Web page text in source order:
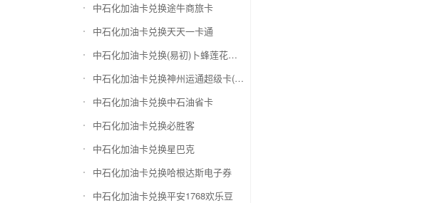
中石化加油卡兑换途牛商旅卡
中石化加油卡兑换天天一卡通
中石化加油卡兑换(易初)卜蜂莲花礼品卡
中石化加油卡兑换神州运通超级卡(运通网购卡)
中石化加油卡兑换中石油省卡
中石化加油卡兑换必胜客
中石化加油卡兑换星巴克
中石化加油卡兑换哈根达斯电子券
中石化加油卡兑换平安1768欢乐豆